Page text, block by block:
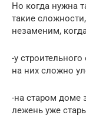
Но когда нужна
такие
незаменим,
-у
на них сложно
-на старом доме
лежень уже